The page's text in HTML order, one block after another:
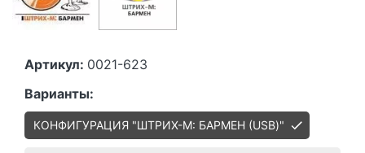
Артикул: 0021-623
Варианты:
КОНФИГУРАЦИЯ "ШТРИХ-М: БАРМЕН (USB)"